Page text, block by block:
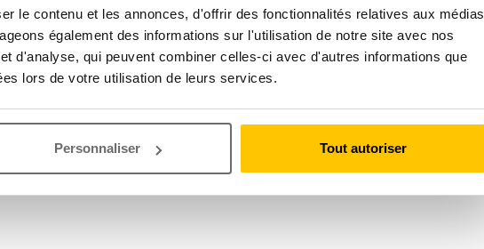
le contenu et les annonces, d'offrir des fonctionnalités relatives aux médias
également des informations sur l'utilisation de notre site avec nos
d'analyse, qui peuvent combiner celles-ci avec d'autres informations que
lors de votre utilisation de leurs services.
Personnaliser Tout autoriser